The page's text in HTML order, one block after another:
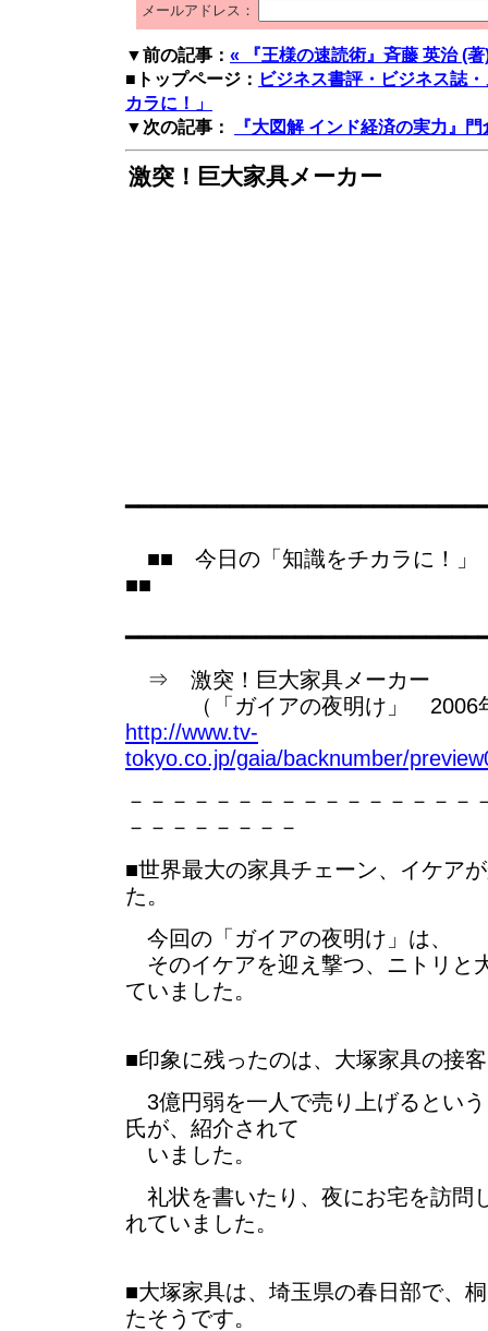
メールアドレス：
▼前の記事： « 『王様の速読術』斉藤 英治 (著
■トップページ： ビジネス書評・ビジネス誌
カラに！」
▼次の記事：
『大図解 インド経済の実力』
激突！巨大家具メーカー
■■ 今日の「知識をチカラに！
■■
⇒ 激突！巨大家具メーカー
（「ガイアの夜明け」 2006年
http://www.tv-
tokyo.co.jp/gaia/backnumber/
－－－－－－－－－－－－－－－－
－－－－－－－－
■世界最大の家具チェーン、イケア
た。
今回の「ガイアの夜明け」は、
そのイケアを迎え撃つ、ニトリと
ていました。
■印象に残ったのは、大塚家具の接
3億円弱を一人で売り上げるとい
氏が、紹介されて
いました。
礼状を書いたり、夜にお宅を訪問
れていました。
■大塚家具は、埼玉県の春日部で、
たそうです。